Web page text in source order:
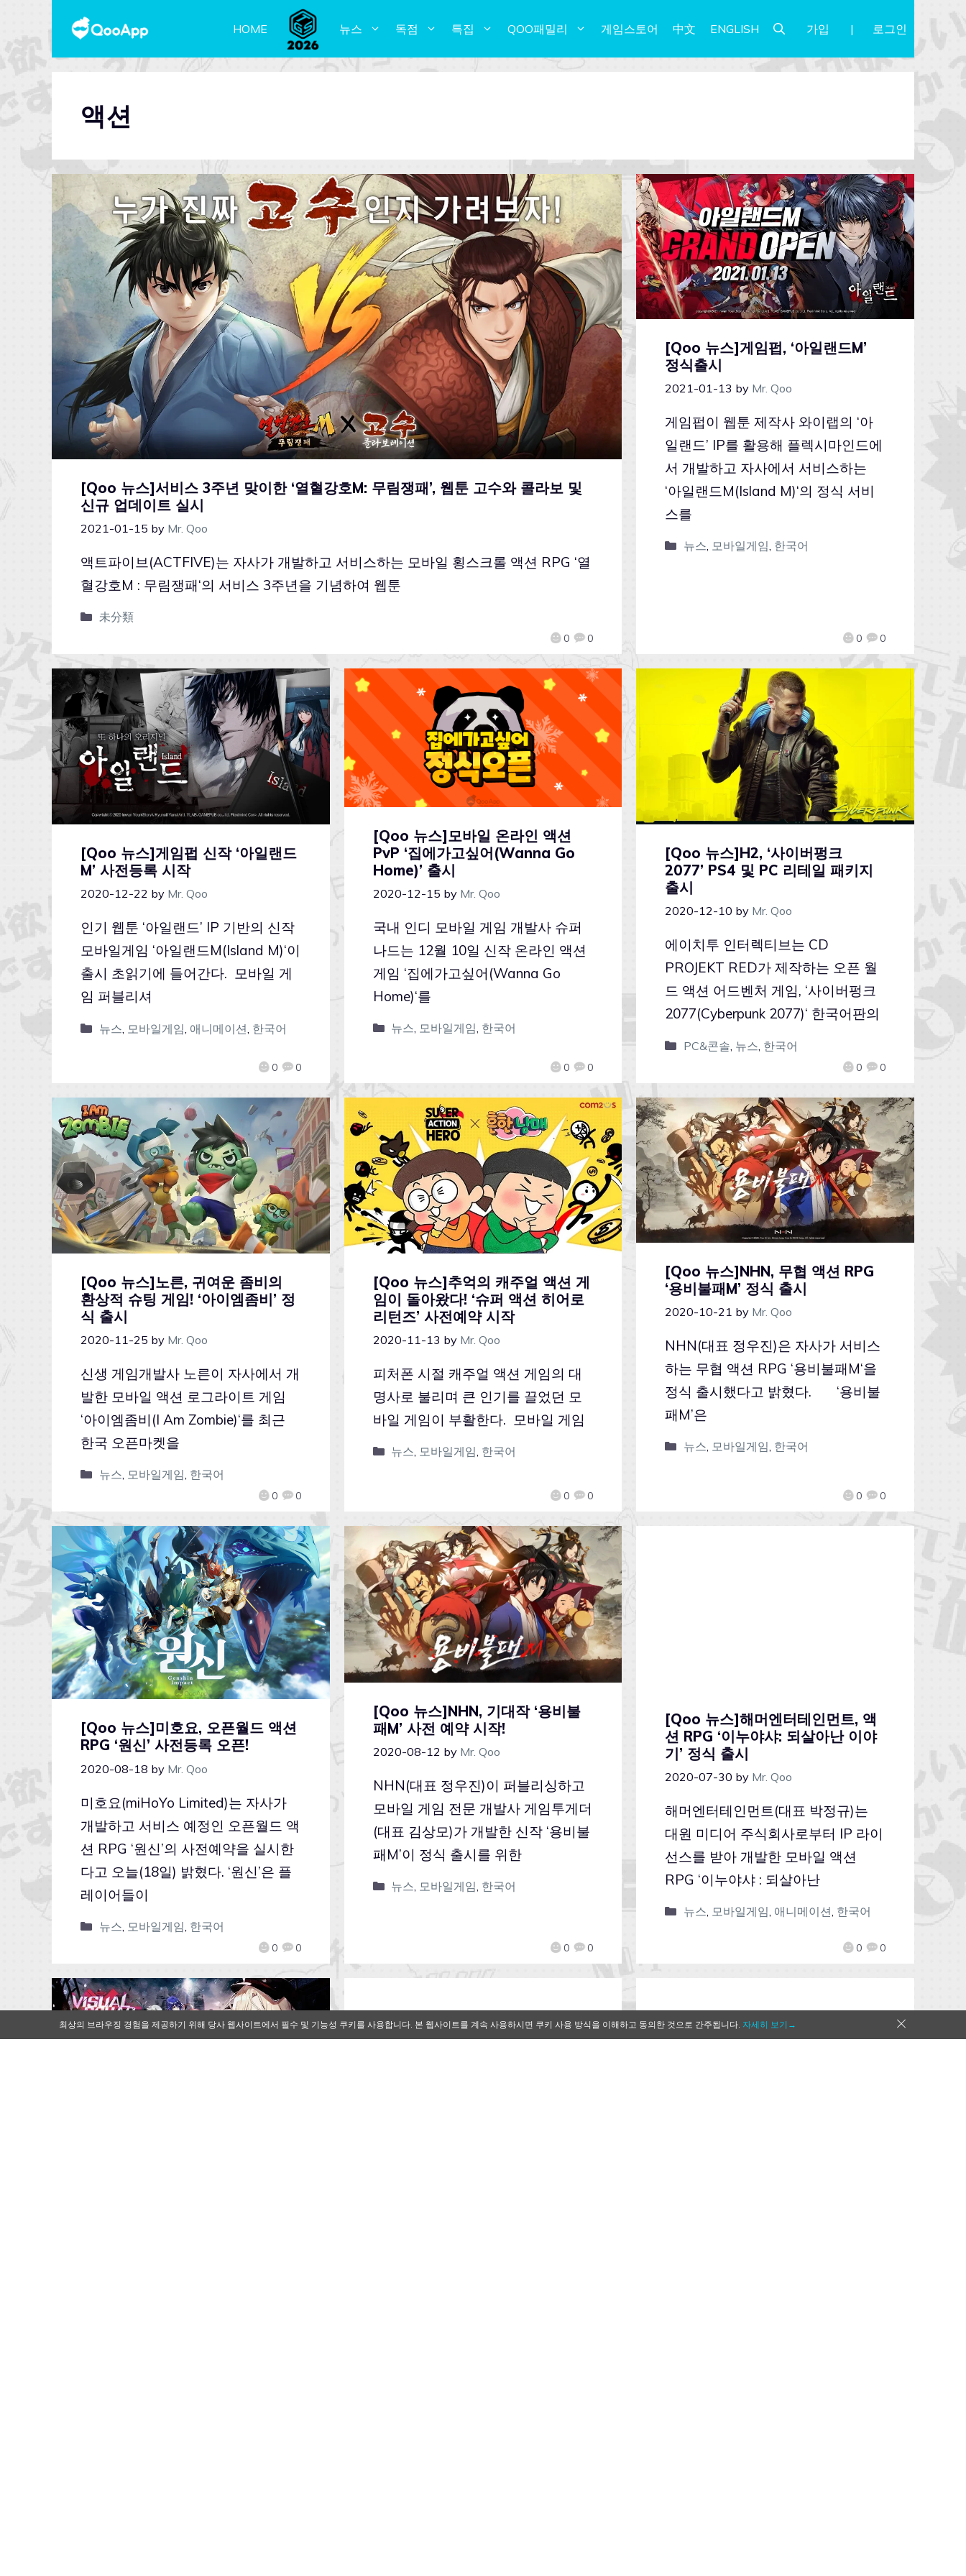
HOME 뉴스 독점 특집 QOO패밀리 게임스토어 中文 ENGLISH 가입 로그인
액션
[Qoo 뉴스]서비스 3주년 맞이한 ‘열혈강호M: 무림쟁패’, 웹툰 고수와 콜라보 및
신규 업데이트 실시
2021-01-15 by Mr. Qoo
0 0
액트파이브(ACTFIVE)는 자사가 개발하고 서비스하는 모바일 횡스크롤 액션 RPG ‘열
혈강호M : 무림쟁패‘의 서비스 3주년을 기념하여 웹툰
未分類
[Qoo 뉴스]게임펍, ‘아일랜드M’
정식출시
2021-01-13 by Mr. Qoo
0 0
게임펍이 웹툰 제작사 와이랩의 ‘아
일랜드’ IP를 활용해 플렉시마인드에
서 개발하고 자사에서 서비스하는
‘아일랜드M(Island M)‘의 정식 서비
스를
뉴스, 모바일게임, 한국어
[Qoo 뉴스]게임펍 신작 ‘아일랜드
M’ 사전등록 시작
2020-12-22 by Mr. Qoo
0 0
인기 웹툰 ‘아일랜드’ IP 기반의 신작
모바일게임 ‘아일랜드M(Island M)‘이
출시 초읽기에 들어간다. 모바일 게
임 퍼블리셔
뉴스 모바일게임 애니메이션 한국어
[Qoo 뉴스]모바일 온라인 액션
PvP ‘집에가고싶어(Wanna Go
Home)’ 출시
2020-12-15 by Mr. Qoo
0 0
국내 인디 모바일 게임 개발사 슈퍼
나드는 12월 10일 신작 온라인 액션
게임 ‘집에가고싶어(Wanna Go
Home)‘를
뉴스, 모바일게임, 한국어
[Qoo 뉴스]H2, ‘사이버펑크
2077’ PS4 및 PC 리테일 패키지
출시
2020-12-10 by Mr. Qoo
0 0
에이치투 인터렉티브는 CD
PROJEKT RED가 제작하는 오픈 월
드 액션 어드벤처 게임, ‘사이버펑크
2077(Cyberpunk 2077)‘ 한국어판의
PC&콘솔 뉴스 한국어
[Qoo 뉴스]노른, 귀여운 좀비의
환상적 슈팅 게임! ‘아이엠좀비’ 정
식 출시
2020-11-25 by Mr. Qoo
0 0
신생 게임개발사 노른이 자사에서 개
발한 모바일 액션 로그라이트 게임
‘아이엠좀비(I Am Zombie)‘를 최근
한국 오픈마켓을
뉴스 모바일게임 한국어
[Qoo 뉴스]추억의 캐주얼 액션 게
임이 돌아왔다! ‘슈퍼 액션 히어로
리턴즈’ 사전예약 시작
2020-11-13 by Mr. Qoo
0 0
피처폰 시절 캐주얼 액션 게임의 대
명사로 불리며 큰 인기를 끌었던 모
바일 게임이 부활한다. 모바일 게임
뉴스 모바일게임 한국어
[Qoo 뉴스]NHN, 무협 액션 RPG
‘용비불패M’ 정식 출시
2020-10-21 by Mr. Qoo
0 0
NHN(대표 정우진)은 자사가 서비스
하는 무협 액션 RPG ‘용비불패M‘을
정식 출시했다고 밝혔다. ‘용비불
패M’은
뉴스, 모바일게임, 한국어
[Qoo 뉴스]미호요, 오픈월드 액션
RPG ‘원신’ 사전등록 오픈!
2020-08-18 by Mr. Qoo
0 0
미호요(miHoYo Limited)는 자사가
개발하고 서비스 예정인 오픈월드 액
션 RPG ‘원신’의 사전예약을 실시한
다고 오늘(18일) 밝혔다. ‘원신’은 플
레이어들이
뉴스 모바일게임 한국어
[Qoo 뉴스]NHN, 기대작 ‘용비불
패M’ 사전 예약 시작!
2020-08-12 by Mr. Qoo
0 0
NHN(대표 정우진)이 퍼블리싱하고
모바일 게임 전문 개발사 게임투게더
(대표 김상모)가 개발한 신작 ‘용비불
패M’이 정식 출시를 위한
뉴스, 모바일게임, 한국어
[Qoo 뉴스]해머엔터테인먼트, 액
션 RPG ‘이누야샤: 되살아난 이야
기’ 정식 출시
2020-07-30 by Mr. Qoo
0 0
해머엔터테인먼트(대표 박정규)는
대원 미디어 주식회사로부터 IP 라이
선스를 받아 개발한 모바일 액션
RPG ‘이누야샤 : 되살아난
뉴스 모바일게임 애니메이션 한국어
최상의 브라우징 경험을 제공하기 위해 당사 웹사이트에서 필수 및 기능성 쿠키를 사용합니다. 본 웹사이트를 계속 사용하시면 쿠키 사용 방식을 이해하고 동의한 것으로 간주됩니다. 자세히 보기→